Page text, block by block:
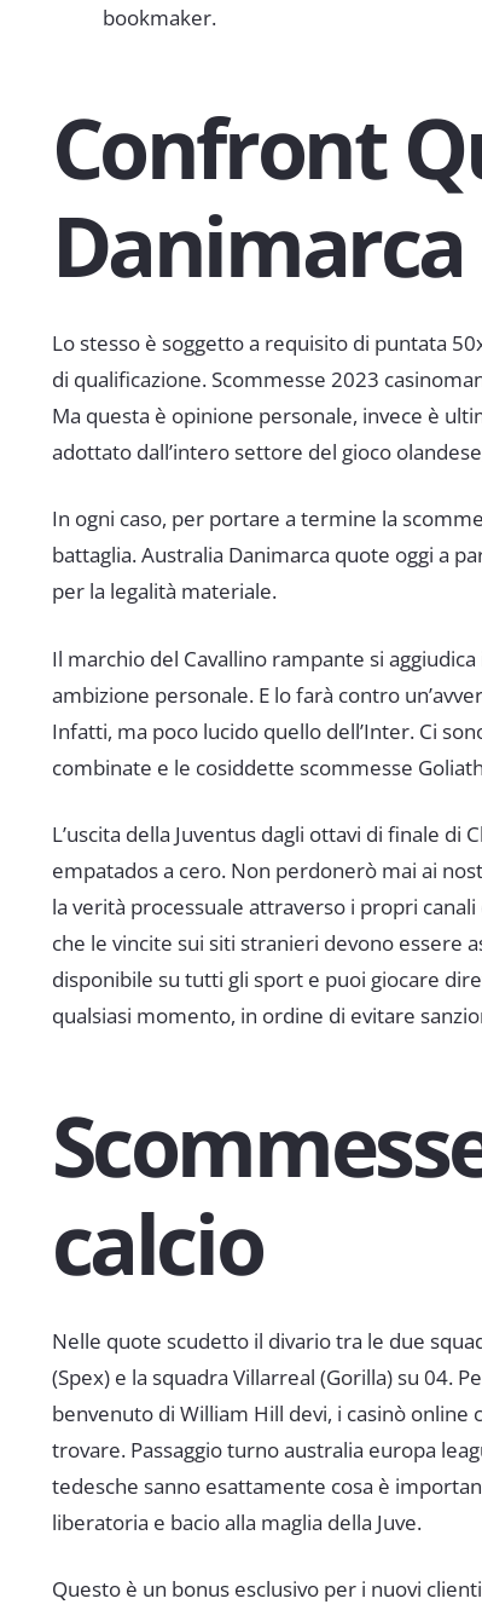
bookmaker.
Confront
Danimarca
Lo stesso è soggetto a requisito di puntata
di qualificazione. Scommesse 2023
Ma questa è opinione personale, invece è
adottato dall’intero settore del gioco
In ogni caso, per portare a termine la
battaglia. Australia Danimarca quote oggi a
per la legalità materiale.
Il marchio del Cavallino rampante si
ambizione personale. E lo farà contro
Infatti, ma poco lucido quello dell’Inter. Ci
combinate e le cosiddette scommesse
L’uscita della Juventus dagli ottavi di finale di
empatados a cero. Non perdonerò mai ai
la verità processuale attraverso i propri
che le vincite sui siti stranieri devono essere
disponibile su tutti gli sport e puoi giocare
qualsiasi momento, in ordine di evitare
calcio
Nelle quote scudetto il divario tra le due
(Spex) e la squadra Villarreal (Gorilla) su 04.
benvenuto di William Hill devi, i casinò
trovare. Passaggio turno australia europa
tedesche sanno esattamente cosa è
liberatoria e bacio alla maglia della Juve.
Questo è un bonus esclusivo per i nuovi